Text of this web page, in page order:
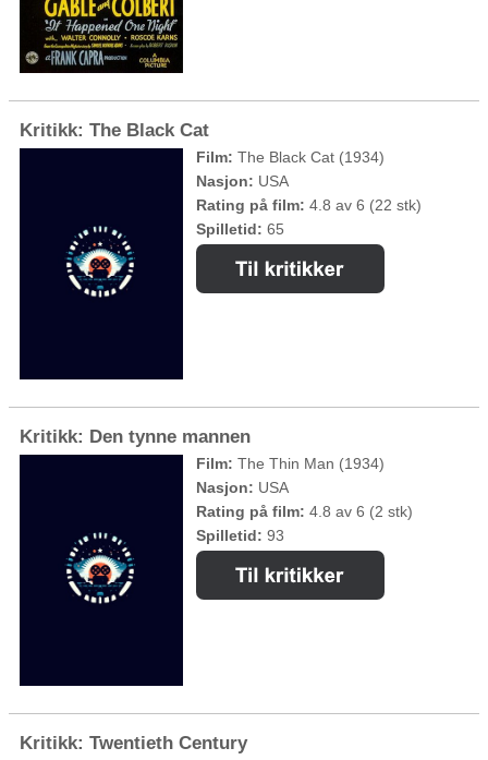
Kritikk: The Black Cat
Film: The Black Cat (1934)
Nasjon: USA
Rating på film: 4.8 av 6 (22 stk)
Spilletid: 65
Kritikk: Den tynne mannen
Film: The Thin Man (1934)
Nasjon: USA
Rating på film: 4.8 av 6 (2 stk)
Spilletid: 93
Kritikk: Twentieth Century